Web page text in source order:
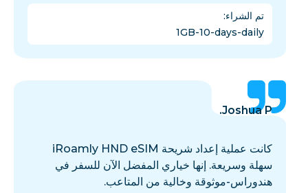
تم الشراء:
1GB-10-days-daily
Joshua P.
كانت عملية إعداد شريحة iRoamly HND eSIM
سهلة وسريعة. إنها خياري المفضل الآن للسفر في
هندوراس-موثوقة وخالية من المتاعب.